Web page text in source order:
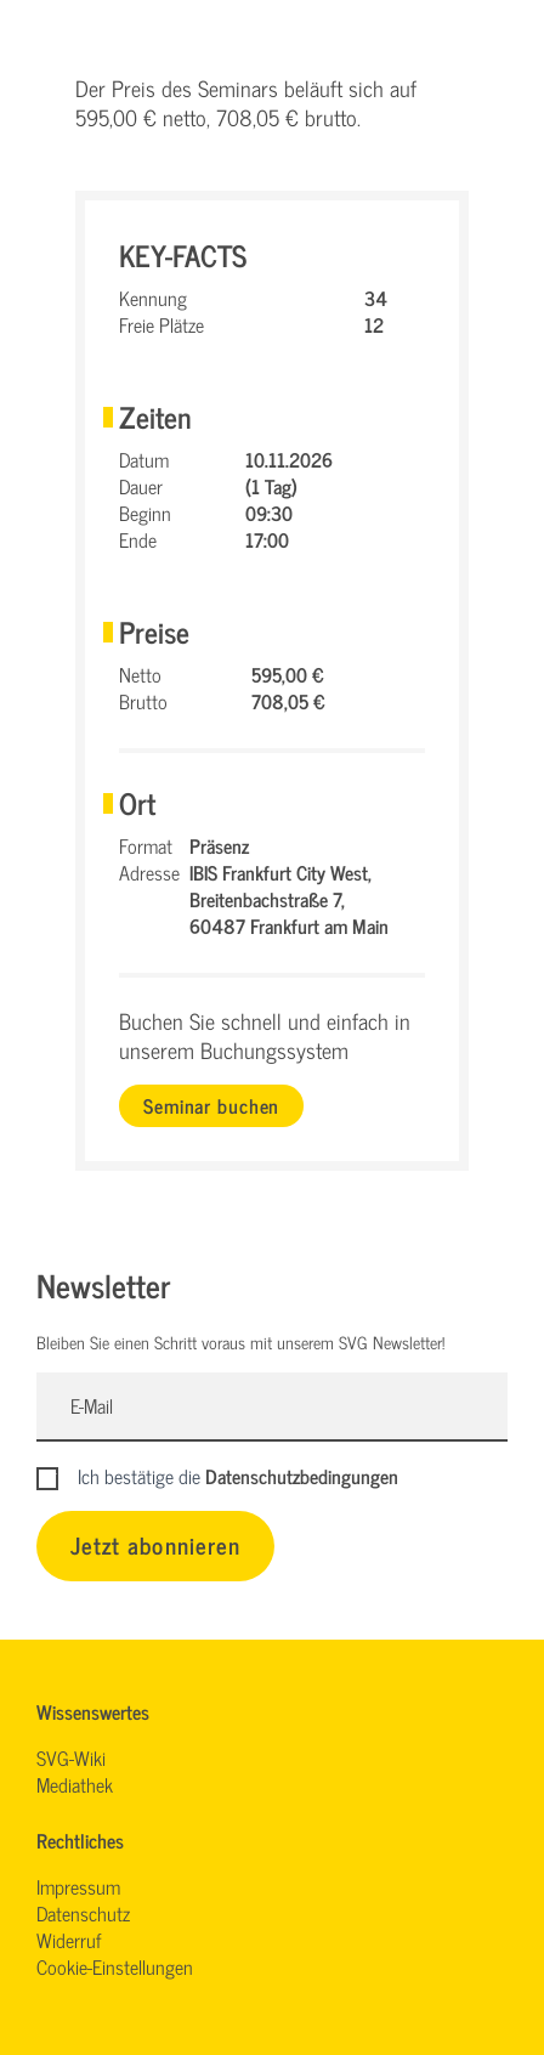
Der Preis des Seminars beläuft sich auf
595,00 € netto, 708,05 € brutto.
KEY-FACTS
Kennung
34
Freie Plätze
12
Zeiten
Datum
10.11.2026
Dauer
(1 Tag)
Beginn
09:30
Ende
17:00
Preise
Netto
595,00 €
Brutto
708,05 €
Ort
Format Präsenz
Adresse IBIS Frankfurt City West,
Breitenbachstraße 7,
60487 Frankfurt am Main
Buchen Sie schnell und einfach in
unserem Buchungssystem
Seminar buchen
Newsletter
Bleiben Sie einen Schritt voraus mit unserem SVG Newsletter!
Ich bestätige dieDatenschutzbedingungen
Jetzt abonnieren
Wissenswertes
SVG-Wiki
Mediathek
Rechtliches
Impressum
Datenschutz
Widerruf
Cookie-Einstellungen